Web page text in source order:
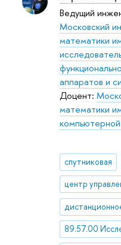
Ведущий
Московский
математики
аппаратов и
Доцент:
математики
спутниковая
центр